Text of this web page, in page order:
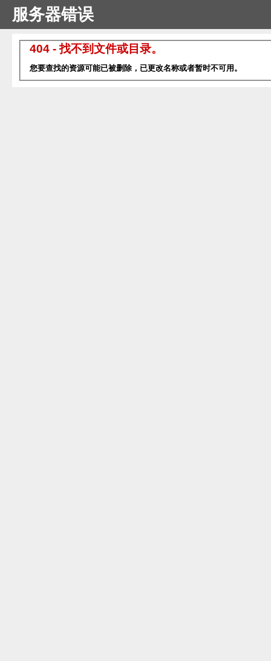
服务器错误
404 - 找不到文件或目录。
您要查找的资源可能已被删除，已更改名称或者暂时不可用。